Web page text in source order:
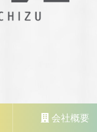
会社概要